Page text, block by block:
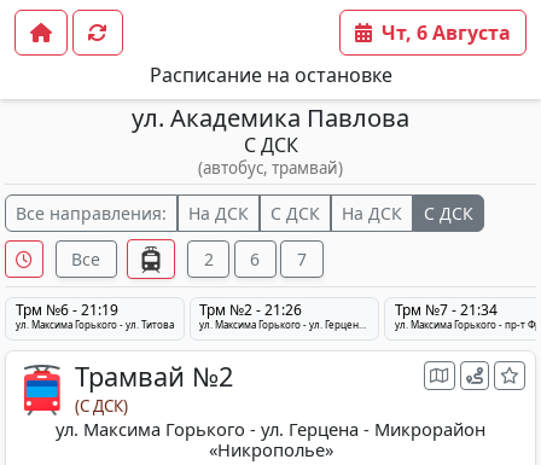
Расписание на остановке
Чт, 6 Августа
ул. Академика Павлова
С ДСК
(автобус, трамвай)
Все направления: На ДСК С ДСК На ДСК С ДСК
Все 2 6 7
Трм №6 - 21:19
ул. Максима Горького - ул. Титова
Трм №2 - 21:26 Трм №7 - 21:34
ул. Максима Горького - пр-т
Трамвай №2
(С ДСК)
ул. Максима Горького - ул. Герцена - Микрорайон
«Никрополье»